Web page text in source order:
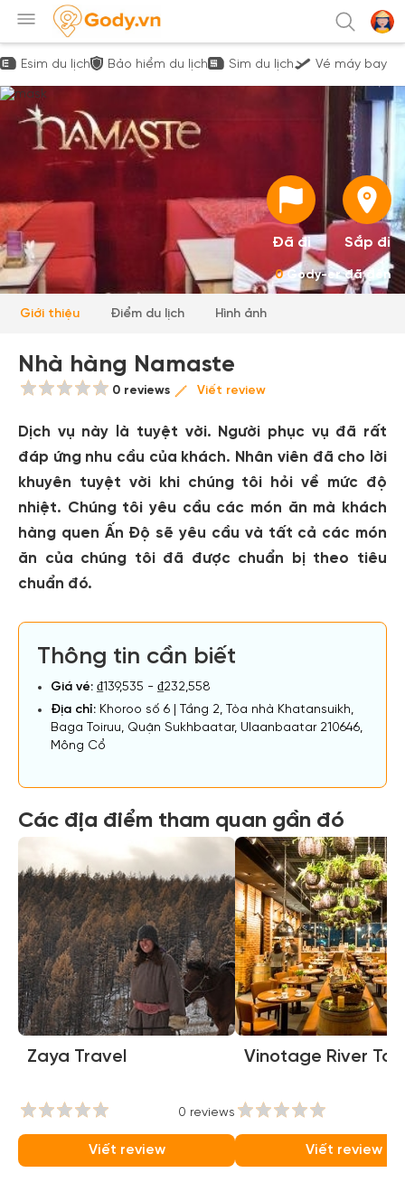
Esim du lịch Bảo hiểm du lịch Sim du lịch Vé máy bay
Đã đi Sắp đi
0Gody-er đã đến
Giới thiệu Điểm du lịch Hình ảnh
Nhà hàng Namaste
0 reviews Viết review
Dịch vụ này là tuyệt vời. Người phục vụ đã rất
đáp ứng nhu cầu của khách. Nhân viên đã cho lời
khuyên tuyệt vời khi chúng tôi hỏi về mức độ
nhiệt. Chúng tôi yêu cầu các món ăn mà khách
hàng quen Ấn Độ sẽ yêu cầu và tất cả các món
ăn của chúng tôi đã được chuẩn bị theo tiêu
chuẩn đó.
Thông tin cần biết
Giá vé: ₫139,535 - ₫232,558
Địa chỉ: Khoroo số 6 | Tầng 2, Tòa nhà Khatansuikh,
Baga Toiruu, Quận Sukhbaatar, Ulaanbaatar 210646,
Mông Cổ
Các địa điểm tham quan gần đó
Zaya Travel
0 reviews
Viết review
Vinotage River
Viết review